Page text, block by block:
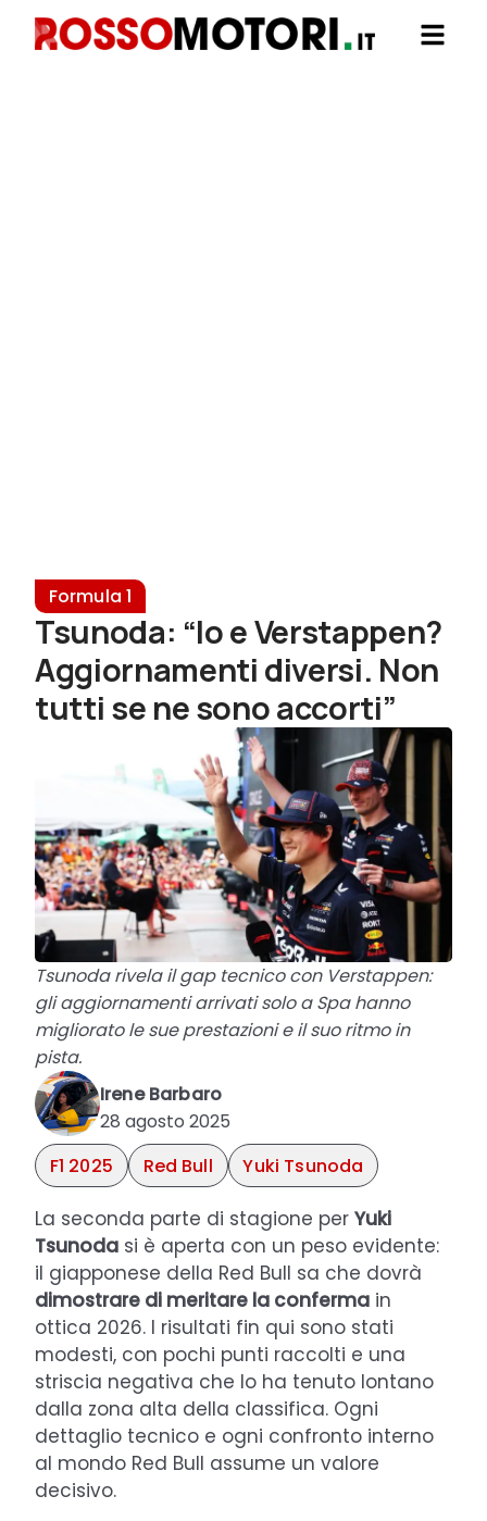
Formula 1
Tsunoda: “Io e Verstappen?
Aggiornamenti diversi. Non
tutti se ne sono accorti”
Tsunoda rivela il gap tecnico con Verstappen:
gli aggiornamenti arrivati solo a Spa hanno
migliorato le sue prestazioni e il suo ritmo in
pista.
Irene Barbaro
28 agosto 2025
F1 2025
Red Bull Yuki Tsunoda
La seconda parte di stagione per Yuki
Tsunoda si è aperta con un peso evidente:
il giapponese della Red Bull sa che dovrà
dimostrare di meritare la conferma in
ottica 2026. I risultati fin qui sono stati
modesti, con pochi punti raccolti e una
striscia negativa che lo ha tenuto lontano
dalla zona alta della classifica. Ogni
dettaglio tecnico e ogni confronto interno
al mondo Red Bull assume un valore
decisivo.